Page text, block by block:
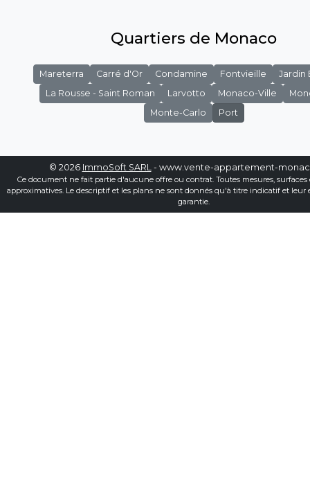
Quartiers de Monaco
Mareterra Carré d'Or Condamine Fontvieille
Jardin
La Rousse - Saint Roman
Larvotto Monaco-Ville
Monte-Carlo
Port
© 2026 ImmoSoft SARL - www.vente-appartement-
Ce document ne fait partie d'aucune offre ou contrat. Toutes mesures, surfaces
approximatives. Le descriptif et les plans ne sont donnés qu'à titre indicatif et leur
garantie.